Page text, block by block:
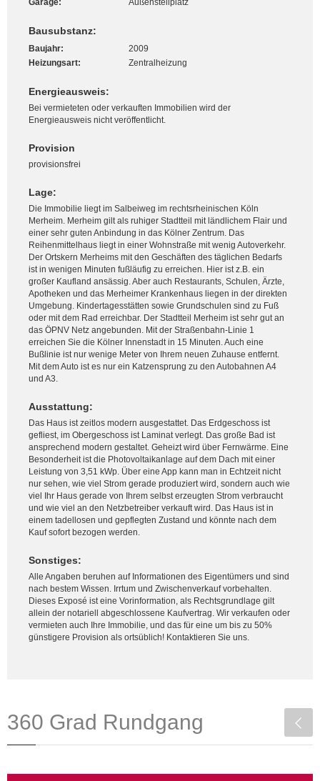
Garage: Außenstellplatz
Bausubstanz:
Baujahr:
2009
Heizungsart:
Zentralheizung
Energieausweis:
Bei vermieteten oder verkauften Immobilien wird der
Energieausweis nicht veröffentlicht.
Provision
provisionsfrei
Lage:
Die Immobilie liegt im Salbeiweg im rechtsrheinischen Köln
Merheim. Merheim gilt als ruhiger Stadtteil mit ländlichem Flair und
einer sehr guten Anbindung in das Kölner Zentrum. Das
Reihenmittelhaus liegt in einer Wohnstraße mit wenig Autoverkehr.
Der Ortskern Merheims mit den Geschäften des täglichen Bedarfs
ist in wenigen Minuten fußläufig zu erreichen. Hier ist z.B. ein
großer Kaufland ansässig. Aber auch Restaurants, Schulen, Ärzte,
Apotheken und das Merheimer Krankenhaus liegen in der direkten
Umgebung. Kindertagesstätten sowie Grundschulen sind zu Fuß
oder mit dem Rad erreichbar. Der Stadtteil Merheim ist sehr gut an
das ÖPNV Netz angebunden. Mit der Straßenbahn-Linie 1
erreichen Sie die Kölner Innenstadt in 15 Minuten. Auch eine
Bußlinie ist nur wenige Meter von Ihrem neuen Zuhause entfernt.
Mit dem Auto ist es nur ein Katzensprung zu den Autobahnen A4
und A3.
Ausstattung:
Das Haus ist zeitlos modern ausgestattet. Das Erdgeschoss ist
gefliest, im Obergeschoss ist Laminat verlegt. Das große Bad ist
ansprechend modern gestaltet. Geheizt wird über Fernwärme. Eine
Besonderheit ist die Photovoltaikanlage auf dem Dach mit einer
Leistung von 3,51 kWp. Über eine App kann man in Echtzeit nicht
nur sehen, wie viel Strom gerade produziert wird, sondern auch wie
viel Ihr Haus gerade von Ihrem selbst erzeugten Strom verbraucht
und wie viel an den Netzbetreiber verkauft wird. Das Haus ist in
einem tadellosen und gepflegten Zustand und könnte nach dem
Kauf sofort bezogen werden.
Sonstiges:
Alle Angaben beruhen auf Informationen des Eigentümers und sind
nach bestem Wissen. Irrtum und Zwischenverkauf vorbehalten.
Dieses Exposé ist eine Vorinformation, als Rechtsgrundlage gilt
allein der notariell abgeschlossene Kaufvertrag. Wir verkaufen oder
vermieten auch Ihre Immobilie, und das für eine um bis zu 50%
günstigere Provision als ortsüblich! Kontaktieren Sie uns.
360 Grad Rundgang